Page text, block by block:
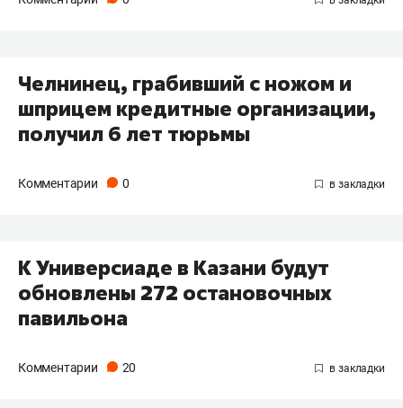
Челнинец, грабивший с ножом и
шприцем кредитные организации,
получил 6 лет тюрьмы
Комментарии 0
К Универсиаде в Казани будут
обновлены 272 остановочных
павильона
Комментарии 20